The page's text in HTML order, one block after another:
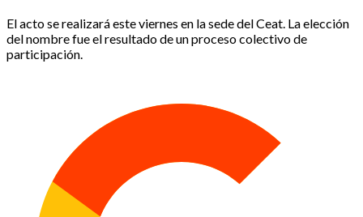
El acto se realizará este viernes en la sede del Ceat. La elección
del nombre fue el resultado de un proceso colectivo de
participación.